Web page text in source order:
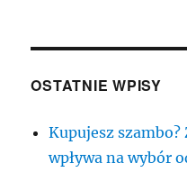
OSTATNIE WPISY
Kupujesz szambo?
wpływa na wybór